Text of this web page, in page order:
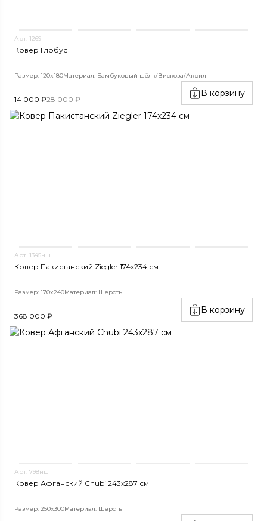
Арт. 1269
Ковер Глобус
Размер: 120x180Материал: Бамбуковый шёлк/Вискоза/Акрил
14 000 ₽28 000 ₽
В корзину
Арт. 1345нш
Ковер Пакистанский Ziegler 174x234 см
Размер: 170x240Материал: Шерсть
368 000 ₽
В корзину
Арт. 798нш
Ковер Афганский Chubi 243x287 см
Размер: 250x300Материал: Шерсть